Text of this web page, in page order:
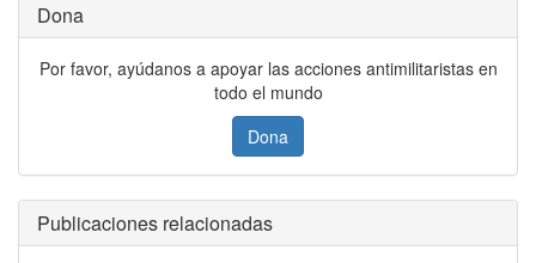
Dona
Por favor, ayúdanos a apoyar las acciones antimilitaristas en
todo el mundo
Dona
Publicaciones relacionadas